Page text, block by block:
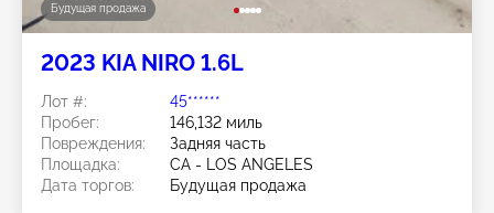
Будущая продажа
2023 KIA NIRO 1.6L
Лот #:
45******
Пробег:
146,132 миль
Повреждения:
Задняя часть
Площадка:
CA - LOS ANGELES
Дата торгов:
Будущая продажа